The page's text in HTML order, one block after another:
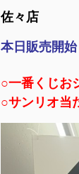
佐々店
本日販売開始
○一番くじお
○サンリオ当